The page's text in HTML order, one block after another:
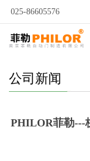
025-86605576
自动门
公司新闻
PHILOR菲勒---